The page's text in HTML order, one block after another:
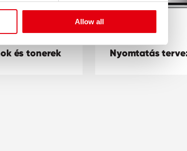
Allow all
és tonerek Nyomtatás